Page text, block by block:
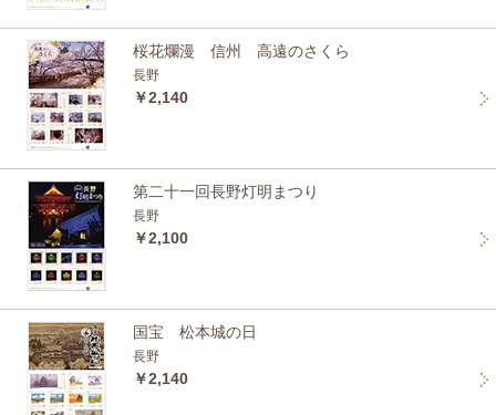
桜花爛漫 信州 高遠のさくら
長野
￥2,140
第二十一回長野灯明まつり
長野
￥2,100
国宝 松本城の日
長野
￥2,140